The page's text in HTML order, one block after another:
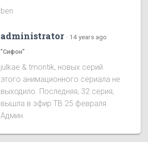
ben
administrator · 14 years ago
"Сифон"
julkae & tmontik, новых серий
этого анимационного сериала не
выходило. Последняя, 32 серия,
вышла в эфир ТВ 25 февраля.
Админ.